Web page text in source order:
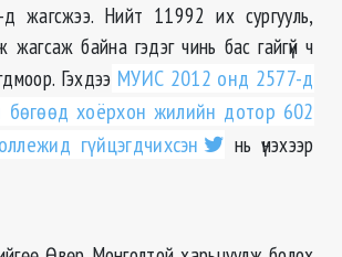
жагсжээ. Нийт 11992 их сургууль,
жагсаж байна гэдэг чинь бас гайгүй ч
Гэхдээ МУИС 2012 онд 2577-д
бөгөөд хоёрхон жилийн дотор 602
гүйцэгдчихсэн
нь үнэхээр